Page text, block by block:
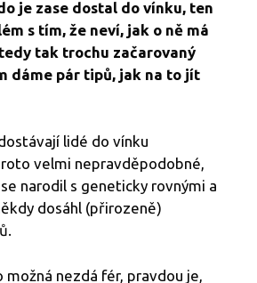
je zase dostal do vínku, ten
s tím, že neví, jak o ně má
tak trochu začarovaný
dáme pár tipů, jak na to jít
lidé do vínku
velmi nepravděpodobné,
narodil s geneticky rovnými a
dosáhl (přirozeně)
možná nezdá fér, pravdou je,